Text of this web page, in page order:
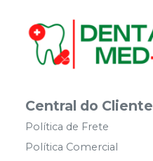
Central do Cliente
Política de Frete
Política Comercial